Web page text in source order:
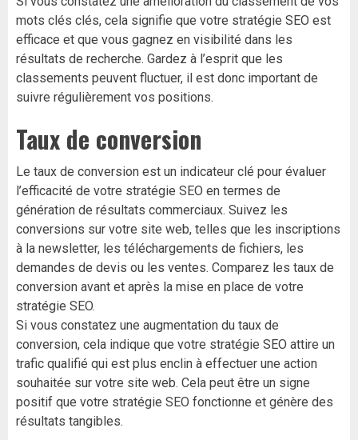
mots clés clés, cela signifie que votre stratégie SEO est
efficace et que vous gagnez en visibilité dans les
résultats de recherche. Gardez à l’esprit que les
classements peuvent fluctuer, il est donc important de
suivre régulièrement vos positions.
Taux de conversion
Le taux de conversion est un indicateur clé pour évaluer
l’efficacité de votre stratégie SEO en termes de
génération de résultats commerciaux. Suivez les
conversions sur votre site web, telles que les inscriptions
à la newsletter, les téléchargements de fichiers, les
demandes de devis ou les ventes. Comparez les taux de
conversion avant et après la mise en place de votre
stratégie SEO.
Si vous constatez une augmentation du taux de
conversion, cela indique que votre stratégie SEO attire un
trafic qualifié qui est plus enclin à effectuer une action
souhaitée sur votre site web. Cela peut être un signe
positif que votre stratégie SEO fonctionne et génère des
résultats tangibles.